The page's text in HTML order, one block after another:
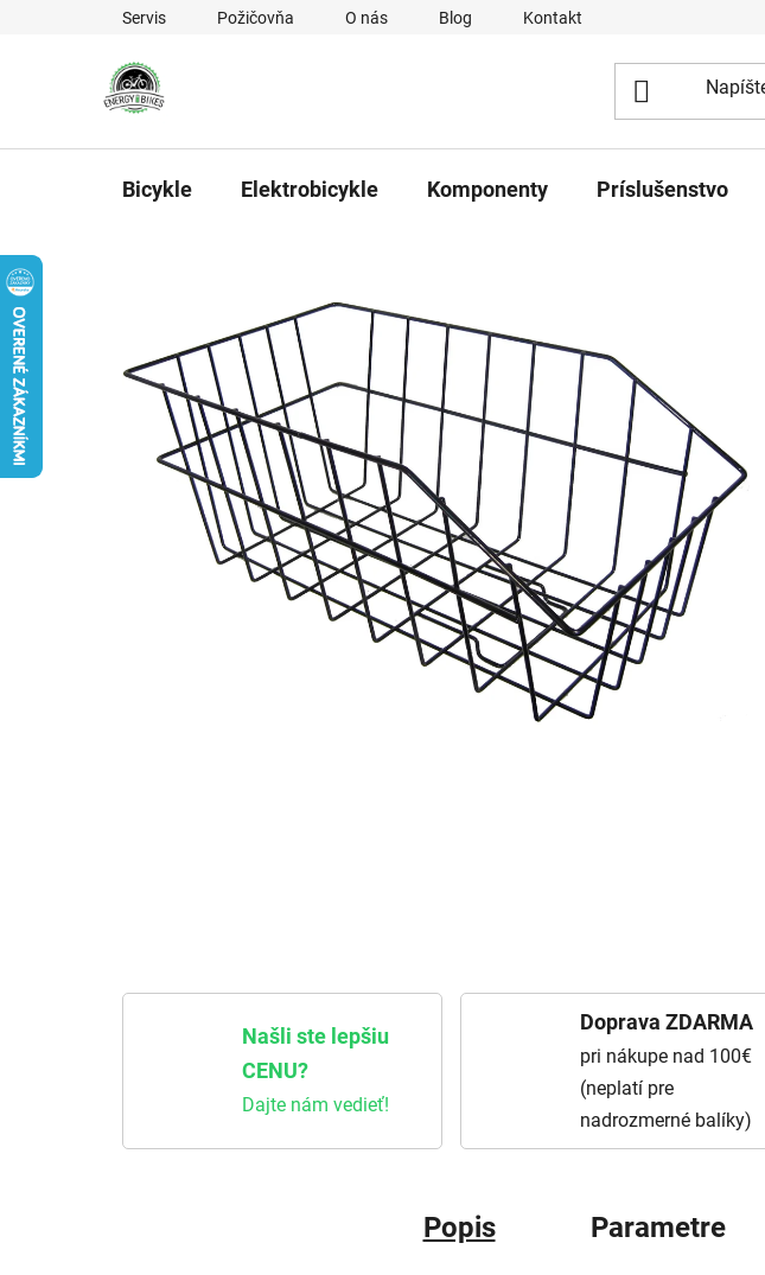
Prejsť na obsahServis Požičovňa O nás Blog Kontakt
Bicykle Elektrobicykle Komponenty Príslušenstvo
Našli ste lepšiu
CENU?
Dajte nám vedieť!
Doprava ZDARMA
pri nákupe nad 100€
(neplatí pre
nadrozmerné balíky)
Popis Parametre